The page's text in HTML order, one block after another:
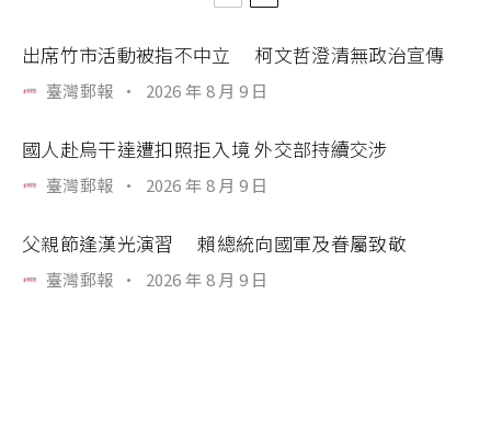
出席竹市活動被指不中立 柯文哲澄清無政治宣傳
臺灣郵報 · 2026 年 8 月 9 日
國人赴烏干達遭扣照拒入境 外交部持續交涉
臺灣郵報 · 2026 年 8 月 9 日
父親節逢漢光演習 賴總統向國軍及眷屬致敬
臺灣郵報 · 2026 年 8 月 9 日